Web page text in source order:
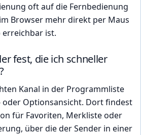
oft auf die Fernbedienung
Browser mehr direkt per Maus
ist.
fest, die ich schneller
Kanal in der Programmliste
oder Optionsansicht. Dort findest
für Favoriten, Merkliste oder
über die der Sender in einer